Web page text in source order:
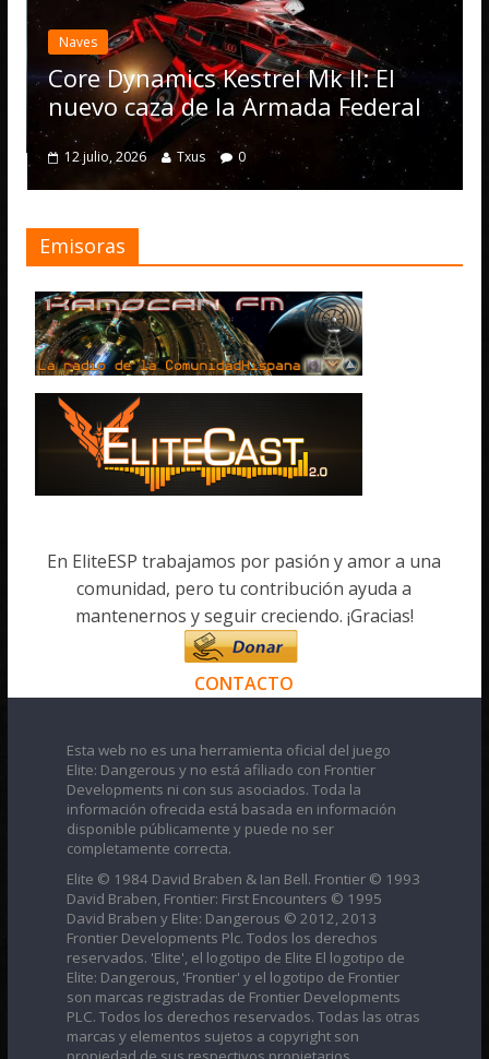
Kestrel Mk II: El
la Armada Federal
0
Elite Dangerous
actualización
Operations, el
numerosas
4 julio, 2026
Emisoras
En EliteESP trabajamos por pasión y amor a una
comunidad, pero tu contribución ayuda a
mantenernos y seguir creciendo. ¡Gracias!
CONTACTO
Esta web no es una herramienta oficial del juego
Elite: Dangerous y no está afiliado con Frontier
Developments ni con sus asociados. Toda la
información ofrecida está basada en información
disponible públicamente y puede no ser
completamente correcta.
Elite © 1984 David Braben & Ian Bell. Frontier © 1993
David Braben, Frontier: First Encounters © 1995
David Braben y Elite: Dangerous © 2012, 2013
Frontier Developments Plc. Todos los derechos
reservados. 'Elite', el logotipo de Elite El logotipo de
Elite: Dangerous, 'Frontier' y el logotipo de Frontier
son marcas registradas de Frontier Developments
PLC. Todos los derechos reservados. Todas las otras
marcas y elementos sujetos a copyright son
propiedad de sus respectivos propietarios.